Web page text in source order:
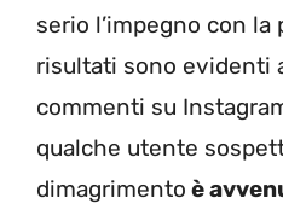
serio l’impegno con
risultati sono evidenti
commenti su
qualche utente
dimagrimento è